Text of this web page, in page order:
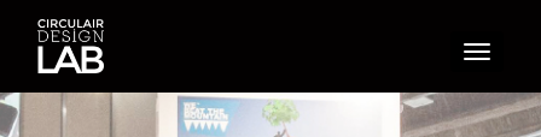
Toggle